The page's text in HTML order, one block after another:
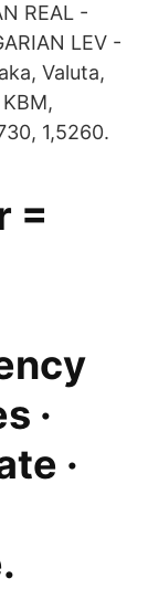
REAL -
LEV -
Valuta,
1,5260.
=
·
·